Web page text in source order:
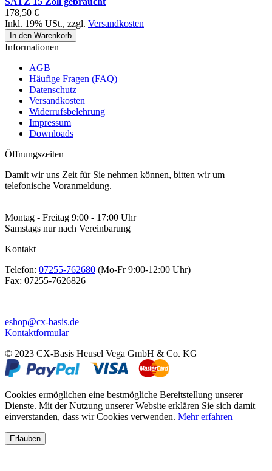
178,50 €
Inkl. 19% USt., zzgl. Versandkosten
In den Warenkorb
Informationen
AGB
Häufige Fragen (FAQ)
Datenschutz
Versandkosten
Widerrufsbelehrung
Impressum
Downloads
Öffnungszeiten
Damit wir uns Zeit für Sie nehmen können, bitten wir um
telefonische Voranmeldung.
Montag - Freitag 9:00 - 17:00 Uhr
Samstags nur nach Vereinbarung
Kontakt
Telefon: 07255-762680 (Mo-Fr 9:00-12:00 Uhr)
Fax: 07255-7626826
eshop@cx-basis.de
Kontaktformular
© 2023 CX-Basis Heusel Vega GmbH & Co. KG
Cookies ermöglichen eine bestmögliche Bereitstellung unserer
Dienste. Mit der Nutzung unserer Website erklären Sie sich damit
einverstanden, dass wir Cookies verwenden. Mehr erfahren
Erlauben